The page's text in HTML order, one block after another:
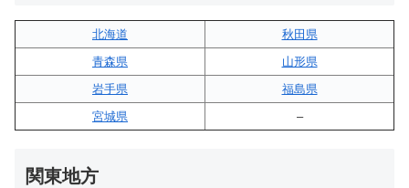
北海道
秋田県
青森県
山形県
岩手県
福島県
宮城県
–
関東地方